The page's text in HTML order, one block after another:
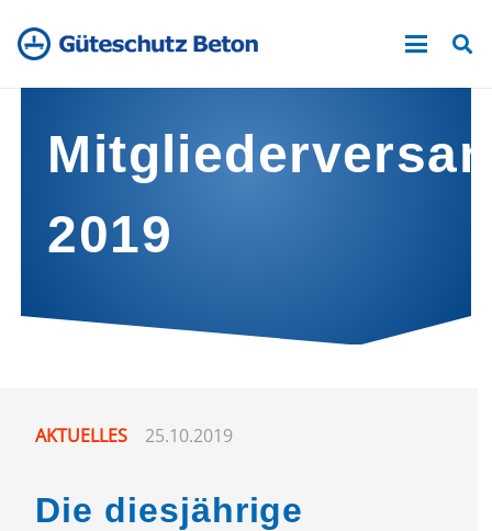
2019
AKTUELLES 25.10.2019
Die diesjährige